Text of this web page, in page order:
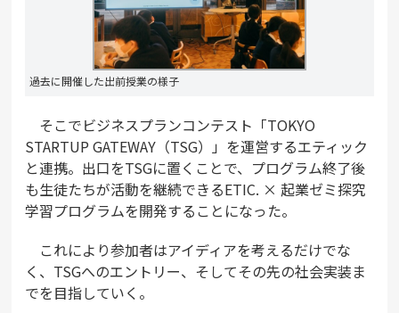
過去に開催した出前授業の様子
そこでビジネスプランコンテスト「TOKYO
STARTUP GATEWAY（TSG）」を運営するエティック
と連携。出口をTSGに置くことで、プログラム終了後
も生徒たちが活動を継続できるETIC. × 起業ゼミ探究
学習プログラムを開発することになった。
これにより参加者はアイディアを考えるだけでな
く、TSGへのエントリー、そしてその先の社会実装ま
でを目指していく。